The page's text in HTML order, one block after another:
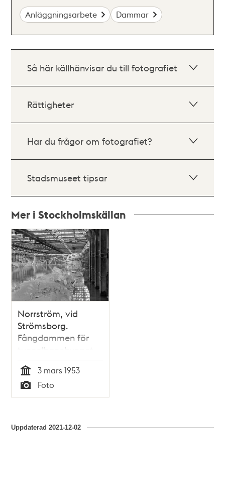
Anläggningsarbete Dammar
Så här källhänvisar du till fotografiet
Rättigheter
Har du frågor om fotografiet?
Stadsmuseet tipsar
Mer i Stockholmskällan
Relaterade
poster
och
teman
Norrström, vid
Strömsborg.
Fångdammen för
tunnelbanebygget
länspumpas
Tid
3 mars 1953
Typ
Foto
Uppdaterad2021-12-02